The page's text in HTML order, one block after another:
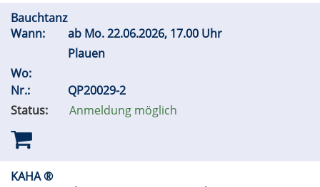
Bauchtanz
Wann:
ab Mo.22.06.2026, 17.00 Uhr
Plauen
Wo:
Nr.:
QP20029-2
Status:
Anmeldung möglich
KAHA ®